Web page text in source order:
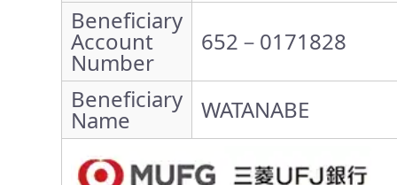
Beneficiary
Account
Number
652－0171828
Beneficiary
Name WATANABE